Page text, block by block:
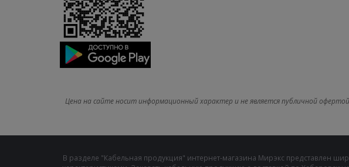
Цена на сайте носит информационный характер и не является публичной
В разделе "Кабельная продукция" интернет-магазина Мирэкс представлен